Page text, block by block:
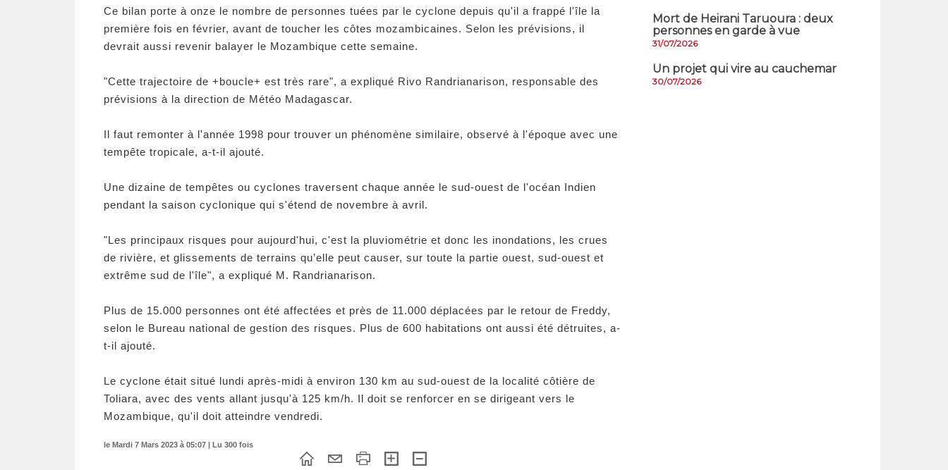
Ce bilan porte à onze le nombre de personnes tuées par le cyclone depuis qu'il a frappé l'île la
première fois en février, avant de toucher les côtes mozambicaines. Selon les prévisions, il
devrait aussi revenir balayer le Mozambique cette semaine.
"Cette trajectoire de +boucle+ est très rare", a expliqué Rivo Randrianarison, responsable des
prévisions à la direction de Météo Madagascar.
Il faut remonter à l'année 1998 pour trouver un phénomène similaire, observé à l'époque avec une
tempête tropicale, a-t-il ajouté.
Une dizaine de tempêtes ou cyclones traversent chaque année le sud-ouest de l'océan Indien
pendant la saison cyclonique qui s'étend de novembre à avril.
"Les principaux risques pour aujourd'hui, c'est la pluviométrie et donc les inondations, les crues
de rivière, et glissements de terrains qu’elle peut causer, sur toute la partie ouest, sud-ouest et
extrême sud de l'île", a expliqué M. Randrianarison.
Plus de 15.000 personnes ont été affectées et près de 11.000 déplacées par le retour de Freddy,
selon le Bureau national de gestion des risques. Plus de 600 habitations ont aussi été détruites, a-
t-il ajouté.
Le cyclone était situé lundi après-midi à environ 130 km au sud-ouest de la localité côtière de
Toliara, avec des vents allant jusqu'à 125 km/h. Il doit se renforcer en se dirigeant vers le
Mozambique, qu'il doit atteindre vendredi.
le Mardi 7 Mars 2023 à 05:07 | Lu 300 fois
Mort de Heirani Taruoura : deux
personnes en garde à vue
31/07/2026
Un projet qui vire au cauchemar
30/07/2026